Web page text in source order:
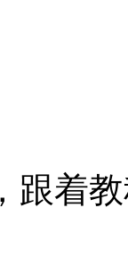
跟着